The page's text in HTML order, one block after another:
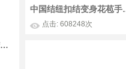
中国结纽
点击: 608248次
六辫纽扣结的打法 凤梨结的编织方法